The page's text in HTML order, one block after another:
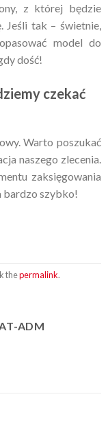
z której będzie
Jeśli tak – świetnie,
model do
dość!
czekać
Warto poszukać
naszego zlecenia.
zaksięgowania
bardzo szybko!
thepermalink.
ADM